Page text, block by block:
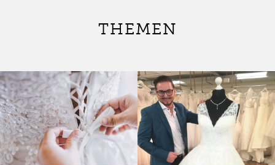
THEMEN